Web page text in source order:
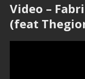
Video –
(feat